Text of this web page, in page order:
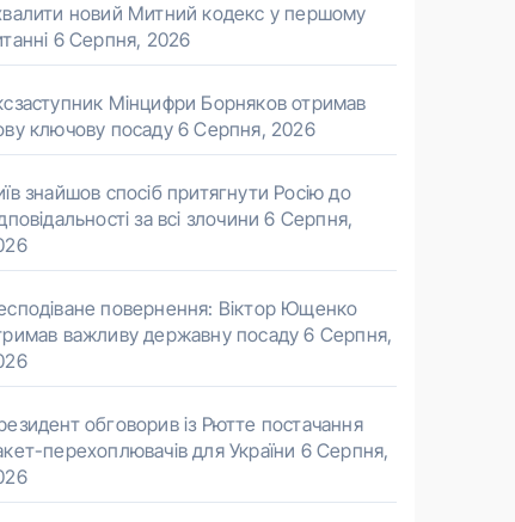
новий Митний кодекс у першому
6 Серпня, 2026
Мінцифри Борняков отримав
ключову посаду 6 Серпня, 2026
знайшов спосіб притягнути Росію до
за всі злочини 6 Серпня,
повернення: Віктор Ющенко
важливу державну посаду 6 Серпня,
обговорив із Рютте постачання
перехоплювачів для України 6 Серпня,